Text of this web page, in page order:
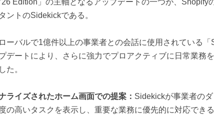
’26 Edition」の主軸となるアップデートの一つが、Shopify
ントのSidekickである。
ーバルで1億件以上の事業者との会話に使用されている「
デートにより、さらに強力でプロアクティブに日常業務
た。
ライズされたホーム画面での提案： Sidekickが事業者の
度の高いタスクを表示し、重要な業務に優先的に対応でき